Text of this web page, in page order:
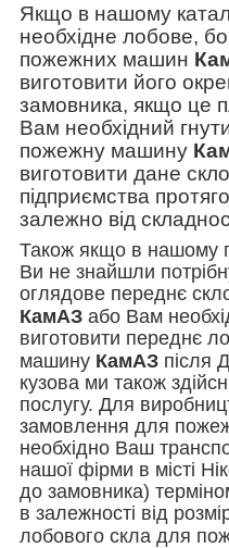
Якщо в нашому
необхідне лобове,
пожежних машин
виготовити його
замовника, якщо це
Вам необхідний
пожежну машину
виготовити дане
підприємства
залежно від
Також якщо в нашому
Ви не знайшли
оглядове переднє
КамАЗ або Вам
виготовити переднє
машину КамАЗ після
кузова ми також
послугу. Для
замовлення для
необхідно Ваш
нашої фірми в місті
до замовника)
в залежності від
лобового скла для